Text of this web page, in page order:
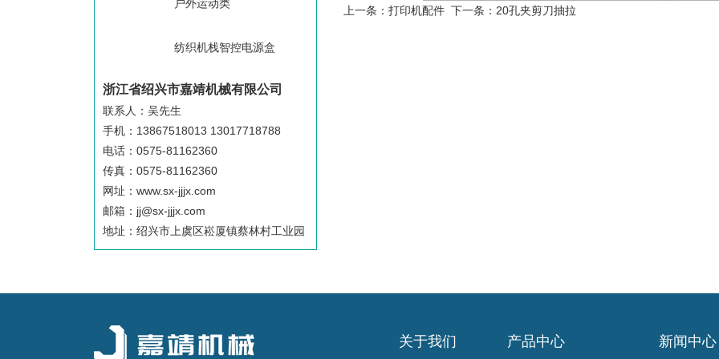
户外运动类
纺织机栈智控电源盒
浙江省绍兴市嘉靖机械有限公司
联系人：吴先生
手机：13867518013 13017718788
电话：0575-81162360
传真：0575-81162360
网址：www.sx-jjjx.com
邮箱：jj@sx-jjjx.com
地址：绍兴市上虞区崧厦镇蔡林村工业园
上一条： 打印机配件下一条： 20孔夹剪刀抽拉
关于我们 产品中心 新闻中心